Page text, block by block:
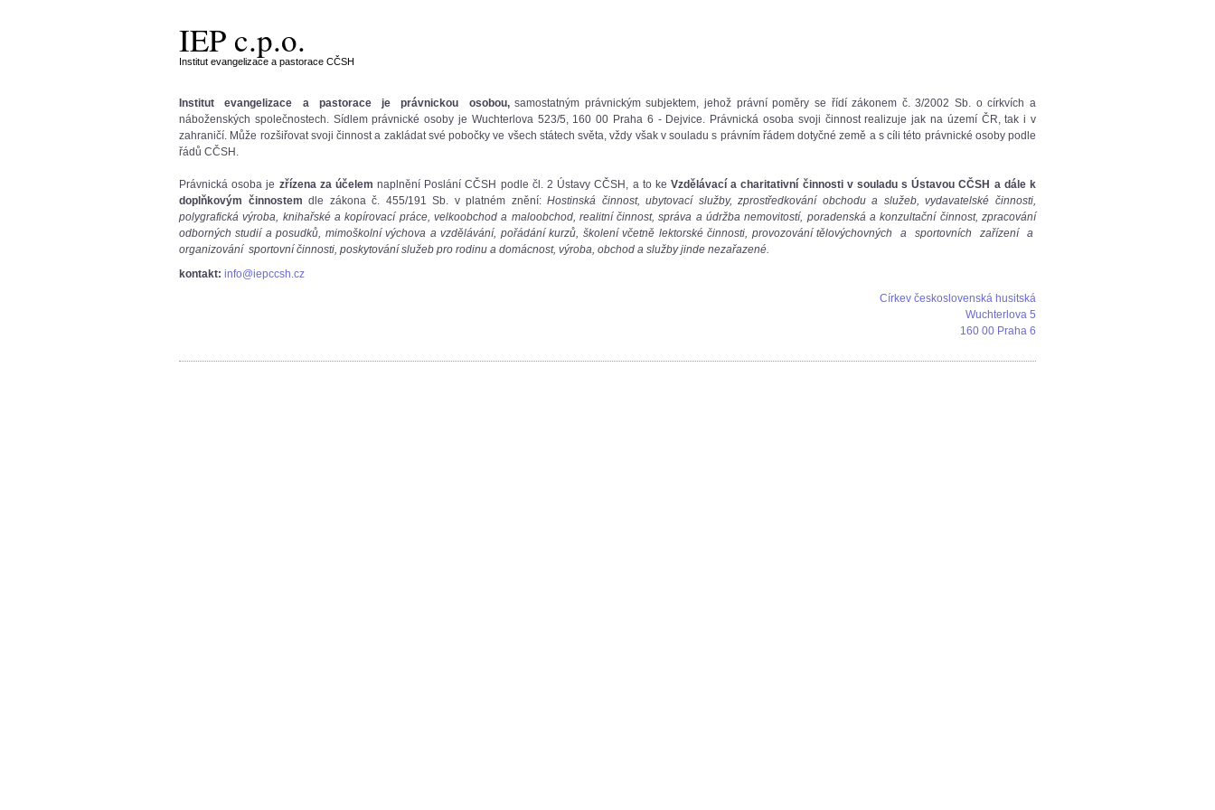
IEP c.p.o.
Institut evangelizace a pastorace CČSH
Institut evangelizace a pastorace je právnickou osobou,samostatným právnickým subjektem, jehož právní poměry se řídí zákonem č. 3/2002 Sb. o církvích a
náboženských společnostech. Sídlem právnické osoby je Wuchterlova 523/5, 160 00 Praha 6 - Dejvice. Právnická osoba svoji činnost realizuje jak na území ČR, tak i v
zahraničí. Může rozšiřovat svoji činnost a zakládat své pobočky ve všech státech světa, vždy však v souladu s právním řádem dotyčné země a s cíli této právnické osoby podle
řádů CČSH.
Právnická osoba je zřízena za účelemnaplnění Poslání CČSH podle čl. 2 Ústavy CČSH, a to keVzdělávací a charitativní činnosti v souladu s Ústavou CČSH a dále k
doplňkovým činnostem dle zákona č. 455/191 Sb. v platném znění:Hostinská činnost, ubytovací služby, zprostředkování obchodu a služeb, vydavatelské činnosti,
polygrafická výroba, knihařské a kopírovací práce, velkoobchod a maloobchod, realitní činnost, správa a údržba nemovitostí, poradenská a konzultační činnost, zpracování
odborných studií a posudků, mimoškolní výchova a vzdělávání, pořádání kurzů, školení včetně lektorské činnosti, provozování tělovýchovných a sportovních zařízení a
organizování sportovní činnosti, poskytování služeb pro rodinu a domácnost, výroba, obchod a služby jinde nezařazené.
kontakt: info@iepccsh.cz
Církev československá husitská
Wuchterlova 5
160 00 Praha 6